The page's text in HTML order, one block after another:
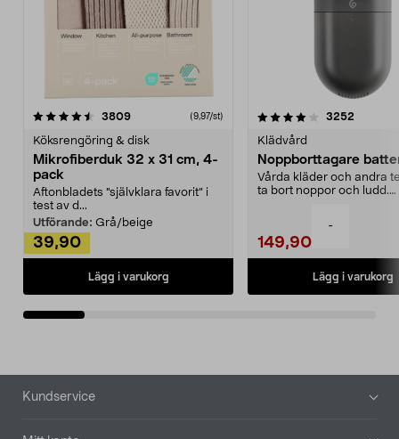
-
3809recensioner (9,97/st)
Köksrengöring & disk
Mikrofiberduk 32 x 31 cm, 4-
pack
Aftonbladets "självklara favorit” i
test av d...
Utförande: Grå/beige
39,90
Lägg i varukorg
4.0av 5 stjärnor 3252
Klädvård
Noppborttagare
Vårda kläder och andra
ta bort noppor och ludd.
149,90
Lägg i varukorg
4.5av 5 stjärnor
Sidfot
Kundservice